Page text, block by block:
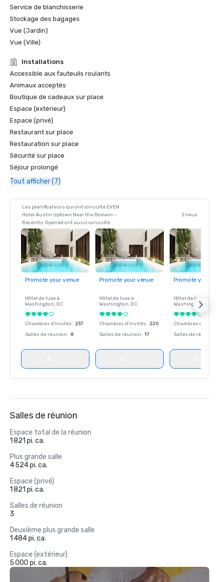
Service de blanchisserie
Stockage des bagages
Vue (Jardin)
Vue (Ville)
Installations
Accessible aux fauteuils roulants
Animaux acceptés
Boutique de cadeaux sur place
Espace (extérieur)
Espace (privé)
Restaurant sur place
Restauration sur place
Sécurité sur place
Séjour prolongé
Tout afficher (7)
Les planificateurs qui ont consulté EVEN
Hotel Austin Uptown Near the Domain –
Recently Opened ont aussi consulté
5 lieux
Promote your venue
Hôtel de luxe à
Washington, DC
Chambres d'invités: 237
Salles de réunion: 8
Promote your venue
Hôtel de luxe à
Washington, DC
Chambres d'invités: 220
Salles de réunion: 17
Promote your
Hôtel de luxe à
Washington
Chambres
Salles de réunion
Salles de réunion
Espace total de la réunion
1 821 pi. ca.
Plus grande salle
4 524 pi. ca.
Espace (privé)
1 821 pi. ca.
Salles de réunion
3
Deuxième plus grande salle
1 484 pi. ca.
Espace (extérieur)
5 000 pi. ca.